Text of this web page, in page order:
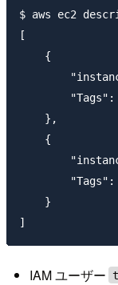
$ aws ec2
[
    {
"Tags":
    },
    {
"Tags":
    }
IAM ユーザー